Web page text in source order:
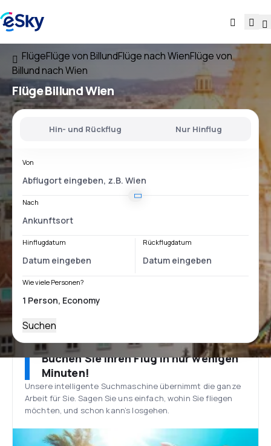
FlügeFlüge von BillundFlüge nach WienFlüge von
Billund nach Wien
FlügeBillund Wien
Hin- und Rückflug Nur Hinflug
Von
Nach
Hinflugdatum Rückflugdatum
Wie viele Personen?
Suchen
Buchen Sie Ihren Flug in nur wenigen
Minuten!
Unsere intelligente Suchmaschine übernimmt die ganze
Arbeit für Sie. Sagen Sie uns einfach, wohin Sie fliegen
möchten, und schon kann’s losgehen.